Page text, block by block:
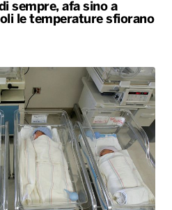
sempre, afa sino a
le temperature sfiorano